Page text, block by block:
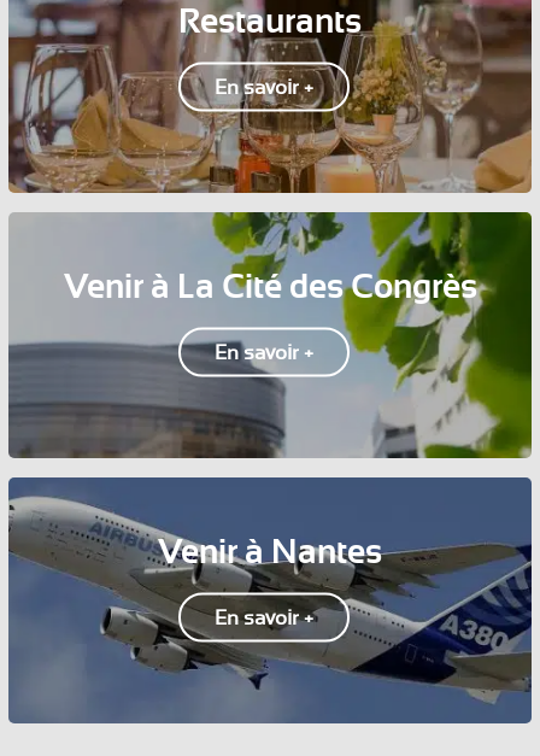
Restaurants
En savoir +
Venir à La Cité des Congrès
En savoir +
Venir à Nantes
En savoir +